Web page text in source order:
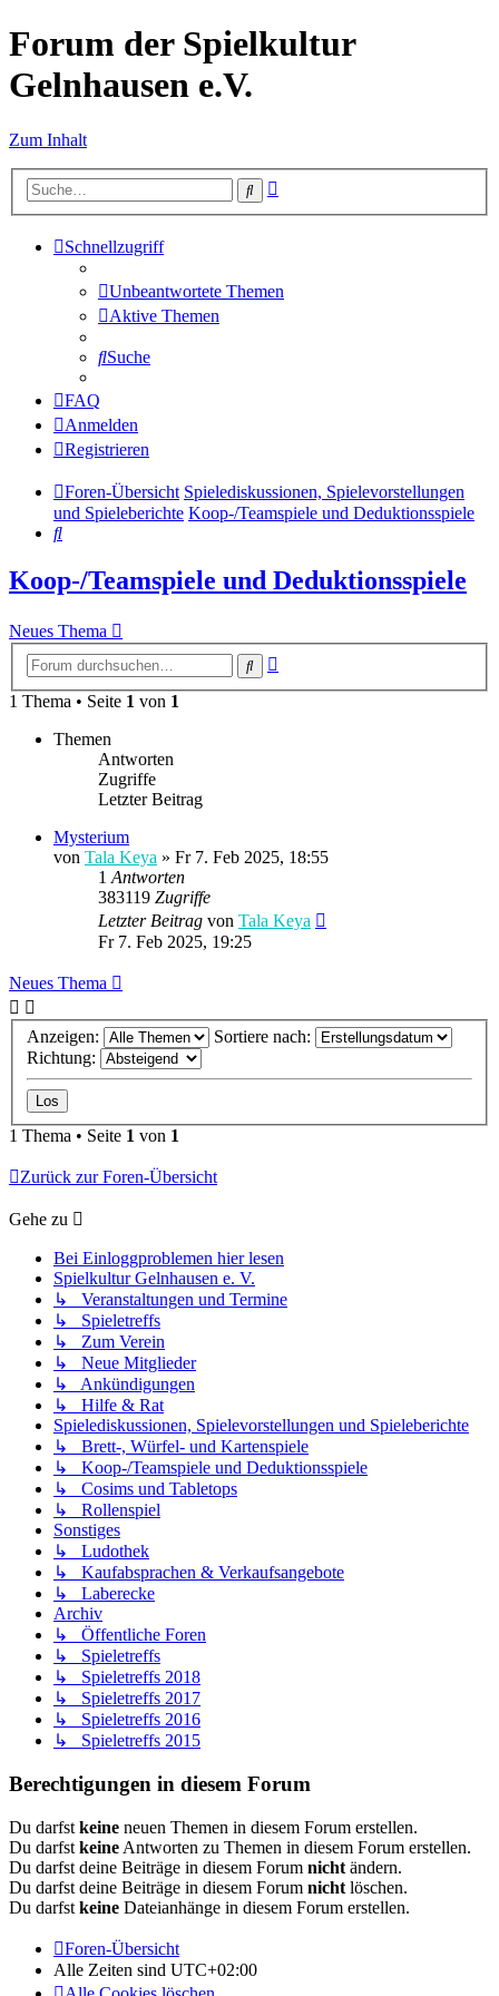
Forum der Spielkultur
Gelnhausen e.V.
Zum Inhalt
Suche
Schnellzugriff
Unbeantwortete Themen
Aktive Themen
Suche
FAQ
Anmelden
Registrieren
Foren-Übersicht Spielediskussionen, Spielevorstellungen
und Spieleberichte Koop-/Teamspiele und Deduktionsspiele
Suche
Koop-/Teamspiele und Deduktionsspiele
Neues Thema
Suche
1 Thema • Seite 1 von 1
Themen
Antworten
Zugriffe
Letzter Beitrag
Mysterium
von Tala Keya » Fr 7. Feb 2025, 18:55
1 Antworten
383119 Zugriffe
Letzter Beitrag von Tala Keya
Fr 7. Feb 2025, 19:25
Neues Thema
Anzeigen:
Sortiere nach:
Richtung:
1 Thema • Seite 1 von 1
Zurück zur Foren-Übersicht
Gehe zu
Bei Einloggproblemen hier lesen
Spielkultur Gelnhausen e. V.
↳ Veranstaltungen und Termine
↳ Spieletreffs
↳ Zum Verein
↳ Neue Mitglieder
↳ Ankündigungen
↳ Hilfe & Rat
Spielediskussionen, Spielevorstellungen und Spieleberichte
↳ Brett-, Würfel- und Kartenspiele
↳ Koop-/Teamspiele und Deduktionsspiele
↳ Cosims und Tabletops
↳ Rollenspiel
Sonstiges
↳ Ludothek
↳ Kaufabsprachen & Verkaufsangebote
↳ Laberecke
Archiv
↳ Öffentliche Foren
↳ Spieletreffs
↳ Spieletreffs 2018
↳ Spieletreffs 2017
↳ Spieletreffs 2016
↳ Spieletreffs 2015
Berechtigungen in diesem Forum
Du darfst keine neuen Themen in diesem Forum erstellen.
Du darfst keine Antworten zu Themen in diesem Forum erstellen.
Du darfst deine Beiträge in diesem Forum nicht ändern.
Du darfst deine Beiträge in diesem Forum nicht löschen.
Du darfst keine Dateianhänge in diesem Forum erstellen.
Foren-Übersicht
Alle Zeiten sind UTC+02:00